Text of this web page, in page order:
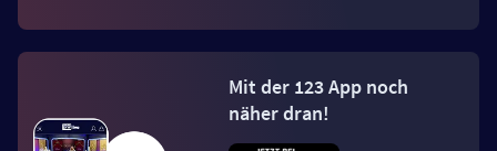
Mit der 123 App noch
näher dran!